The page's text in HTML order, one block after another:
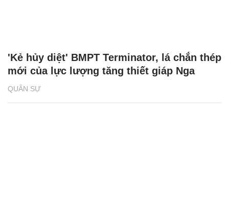
QUÂN SỰ
'Kẻ hủy diệt' BMPT Terminator, lá chắn thép
mới của lực lượng tăng thiết giáp Nga